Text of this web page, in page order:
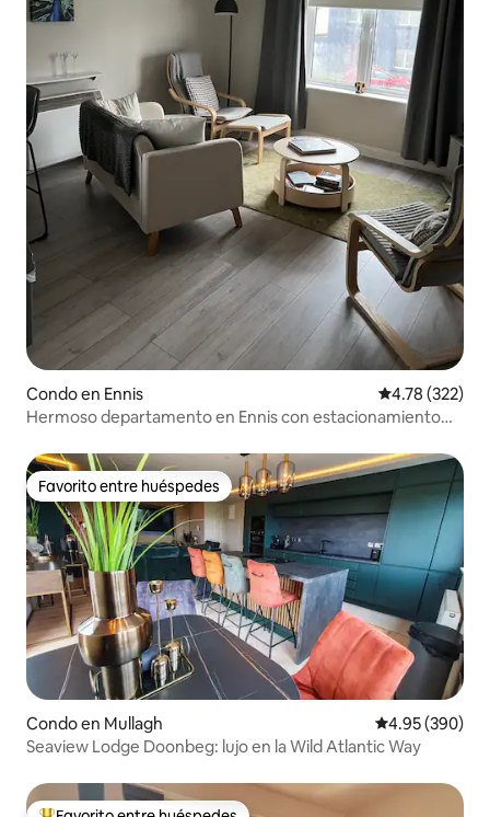
Condo en Ennis Calificación
4.78 (322)
Hermoso departamento en Ennis con estacionamiento
Favorito entre huéspedes
Favorito entre huéspedes
Condo en Mullagh Calificación
4.95 (390)
Seaview Lodge Doonbeg: lujo en la Wild Atlantic Way